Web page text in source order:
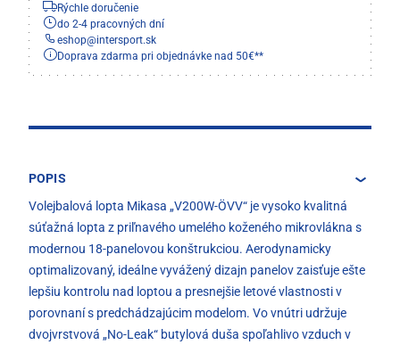
Rýchle doručenie
do 2-4 pracovných dní
eshop@intersport.sk
Doprava zdarma pri objednávke nad 50€**
POPIS
Volejbalová lopta Mikasa „V200W-ÖVV“ je vysoko kvalitná
súťažná lopta z priľnavého umelého koženého mikrovlákna s
modernou 18-panelovou konštrukciou. Aerodynamicky
optimalizovaný, ideálne vyvážený dizajn panelov zaisťuje ešte
lepšiu kontrolu nad loptou a presnejšie letové vlastnosti v
porovnaní s predchádzajúcim modelom. Vo vnútri udržuje
dvojvrstvová „No-Leak“ butylová duša spoľahlivo vzduch v